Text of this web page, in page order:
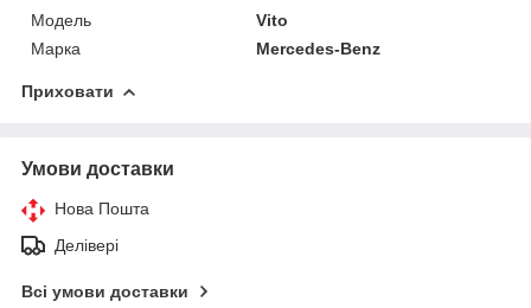
Модель
Vito
Марка
Mercedes-Benz
Приховати
Умови доставки
Нова Пошта
Делівері
Всі умови доставки